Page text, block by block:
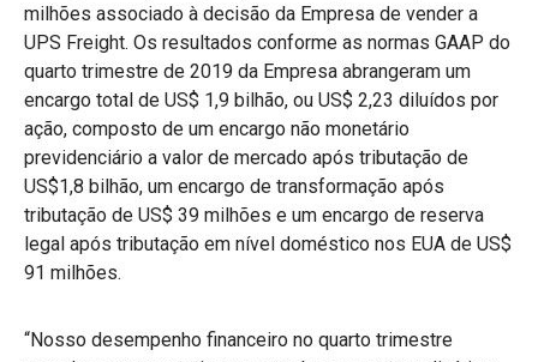
milhões associado à decisão da Empresa de vender a
UPS Freight. Os resultados conforme as normas GAAP do
quarto trimestre de 2019 da Empresa abrangeram um
encargo total de US$ 1,9 bilhão, ou US$ 2,23 diluídos por
ação, composto de um encargo não monetário
previdenciário a valor de mercado após tributação de
US$1,8 bilhão, um encargo de transformação após
tributação de US$ 39 milhões e um encargo de reserva
legal após tributação em nível doméstico nos EUA de US$
91 milhões.
“Nosso desempenho financeiro no quarto trimestre